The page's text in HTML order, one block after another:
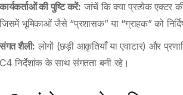
कार्यकर्ताओं की पुष्टि करें: जांचें कि क्या प्रत्येक एक्टर
जिसमें भूमिकाओं जैसे “प्रशासक” या “ग्राहक” को
संगत शैली: लोगों (छड़ी आकृतियाँ या एवाटार) और
C4 निर्देशांक के साथ संगतता बनी रहे।